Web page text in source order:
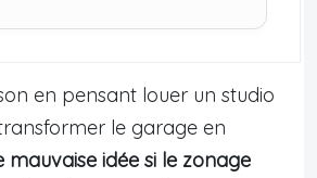
en pensant louer un studio
le garage en
mauvaise idée si le zonage